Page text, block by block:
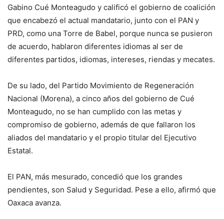
Gabino Cué Monteagudo y calificó el gobierno de coalición
que encabezó el actual mandatario, junto con el PAN y
PRD, como una Torre de Babel, porque nunca se pusieron
de acuerdo, hablaron diferentes idiomas al ser de
diferentes partidos, idiomas, intereses, riendas y mecates.
De su lado, del Partido Movimiento de Regeneración
Nacional (Morena), a cinco años del gobierno de Cué
Monteagudo, no se han cumplido con las metas y
compromiso de gobierno, además de que fallaron los
aliados del mandatario y el propio titular del Ejecutivo
Estatal.
El PAN, más mesurado, concedió que los grandes
pendientes, son Salud y Seguridad. Pese a ello, afirmó que
Oaxaca avanza.